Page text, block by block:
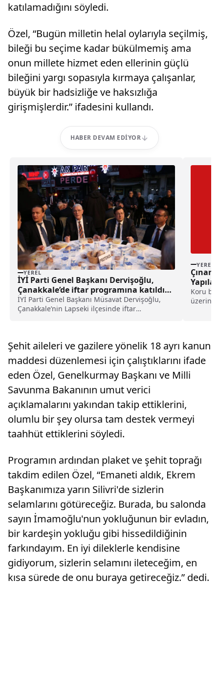
katılamadığını söyledi.
Özel, “Bugün milletin helal oylarıyla seçilmiş,
bileği bu seçime kadar bükülmemiş ama
onun millete hizmet eden ellerinin güçlü
bileğini yargı sopasıyla kırmaya çalışanlar,
büyük bir hadsizliğe ve haksızlığa
girişmişlerdir.” ifadesini kullandı.
HABER DEVAM EDIYOR
YEREL
İYİ Parti Genel Başkanı Dervişoğlu,
Çanakkale’de iftar programına katıldı
haberi
İYİ Parti Genel Başkanı Müsavat Dervişoğlu,
Çanakkale’nin Lapseki ilçesinde iftar
Çanakkale'nin Türkiye'yi ge...
YEREL
Koru
üzerine
Şehit aileleri ve gazilere yönelik 18 ayrı kanun
maddesi düzenlemesi için çalıştıklarını ifade
eden Özel, Genelkurmay Başkanı ve Milli
Savunma Bakanının umut verici
açıklamalarını yakından takip ettiklerini,
olumlu bir şey olursa tam destek vermeyi
taahhüt ettiklerini söyledi.
Programın ardından plaket ve şehit toprağı
takdim edilen Özel, “Emaneti aldık, Ekrem
Başkanımıza yarın Silivri'de sizlerin
selamlarını götüreceğiz. Burada, bu salonda
sayın İmamoğlu'nun yokluğunun bir evladın,
bir kardeşin yokluğu gibi hissedildiğinin
farkındayım. En iyi dileklerle kendisine
gidiyorum, sizlerin selamını ileteceğim, en
kısa sürede de onu buraya getireceğiz.” dedi.